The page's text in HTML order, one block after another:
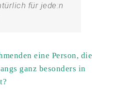
für jede:n
eine Person, die
ganz besonders in